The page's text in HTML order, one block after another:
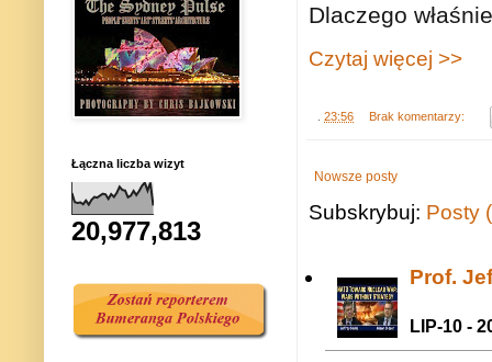
Dlaczego
Czytaj więcej >>
23:56 Brak komentarzy:
Nowsze posty
Subskrybuj: Posty
Prof.
LIP-10 -
Łączna liczba wizyt
20,977,813